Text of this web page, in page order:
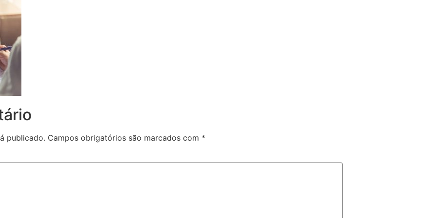
publicado. Campos obrigatórios são marcados com *